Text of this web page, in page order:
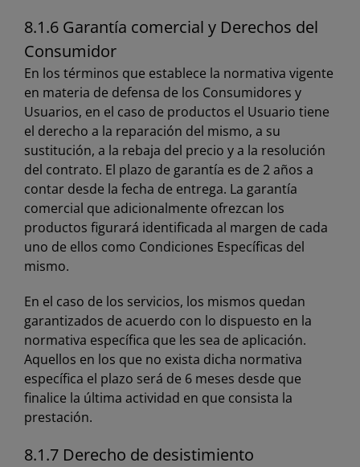
8.1.6 Garantía comercial y Derechos del
Consumidor
En los términos que establece la normativa vigente
en materia de defensa de los Consumidores y
Usuarios, en el caso de productos el Usuario tiene
el derecho a la reparación del mismo, a su
sustitución, a la rebaja del precio y a la resolución
del contrato. El plazo de garantía es de 2 años a
contar desde la fecha de entrega. La garantía
comercial que adicionalmente ofrezcan los
productos figurará identificada al margen de cada
uno de ellos como Condiciones Específicas del
mismo.
En el caso de los servicios, los mismos quedan
garantizados de acuerdo con lo dispuesto en la
normativa específica que les sea de aplicación.
Aquellos en los que no exista dicha normativa
específica el plazo será de 6 meses desde que
finalice la última actividad en que consista la
prestación.
8.1.7 Derecho de desistimiento